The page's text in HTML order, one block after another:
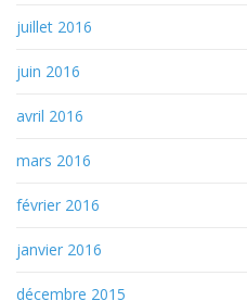
juillet 2016
juin 2016
avril 2016
mars 2016
février 2016
janvier 2016
décembre 2015